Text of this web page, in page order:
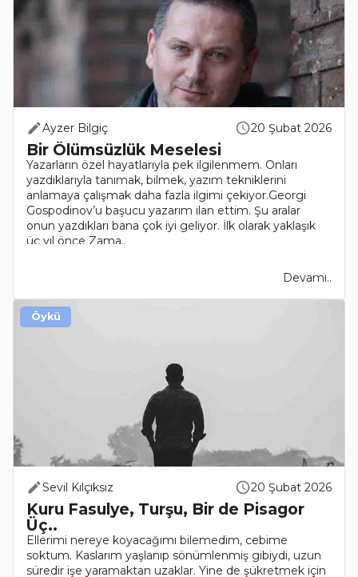
Ayzer Bilgiç 20 Şubat 2026
Bir Ölümsüzlük Meselesi
Yazarların özel hayatlarıyla pek ilgilenmem. Onları
yazdıklarıyla tanımak, bilmek, yazım tekniklerini
anlamaya çalışmak daha fazla ilgimi çekiyor.Georgi
Gospodinov’u başucu yazarım ilan ettim. Şu aralar
onun yazdıkları bana çok iyi geliyor. İlk olarak yaklaşık
üç yıl önce Zama..
Devamı..
Sevil Kılçıksız 20 Şubat 2026
Kuru Fasulye, Turşu, Bir de Pisagor
Üç..
Ellerimi nereye koyacağımı bilemedim, cebime
soktum. Kaslarım yaşlanıp sönümlenmiş gibiydi, uzun
süredir işe yaramaktan uzaklar. Yine de şükretmek için
Öykü